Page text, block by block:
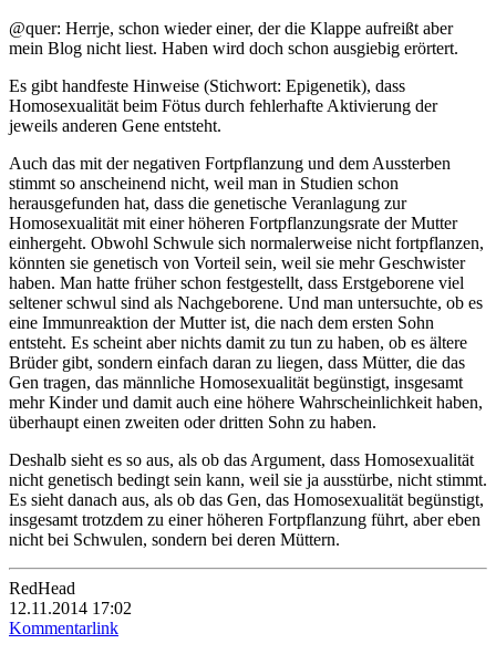
@quer: Herrje, schon wieder einer, der die Klappe aufreißt aber
mein Blog nicht liest. Haben wird doch schon ausgiebig erörtert.
Es gibt handfeste Hinweise (Stichwort: Epigenetik), dass
Homosexualität beim Fötus durch fehlerhafte Aktivierung der
jeweils anderen Gene entsteht.
Auch das mit der negativen Fortpflanzung und dem Aussterben
stimmt so anscheinend nicht, weil man in Studien schon
herausgefunden hat, dass die genetische Veranlagung zur
Homosexualität mit einer höheren Fortpflanzungsrate der Mutter
einhergeht. Obwohl Schwule sich normalerweise nicht fortpflanzen,
könnten sie genetisch von Vorteil sein, weil sie mehr Geschwister
haben. Man hatte früher schon festgestellt, dass Erstgeborene viel
seltener schwul sind als Nachgeborene. Und man untersuchte, ob es
eine Immunreaktion der Mutter ist, die nach dem ersten Sohn
entsteht. Es scheint aber nichts damit zu tun zu haben, ob es ältere
Brüder gibt, sondern einfach daran zu liegen, dass Mütter, die das
Gen tragen, das männliche Homosexualität begünstigt, insgesamt
mehr Kinder und damit auch eine höhere Wahrscheinlichkeit haben,
überhaupt einen zweiten oder dritten Sohn zu haben.
Deshalb sieht es so aus, als ob das Argument, dass Homosexualität
nicht genetisch bedingt sein kann, weil sie ja ausstürbe, nicht stimmt.
Es sieht danach aus, als ob das Gen, das Homosexualität begünstigt,
insgesamt trotzdem zu einer höheren Fortpflanzung führt, aber eben
nicht bei Schwulen, sondern bei deren Müttern.
RedHead
12.11.2014 17:02
Kommentarlink